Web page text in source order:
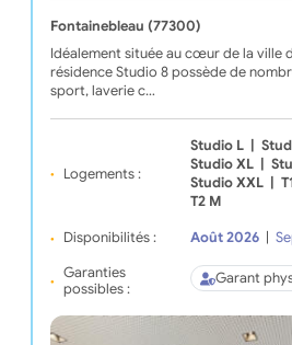
Fontainebleau (77300)
Idéalement située au cœur de la ville
résidence Studio 8 possède de
sport, laverie c…
Logements :
Studio L
Studio XL
Studio XXL
T2 M
Disponibilités : Août 2026
Garanties
possibles :
Garant